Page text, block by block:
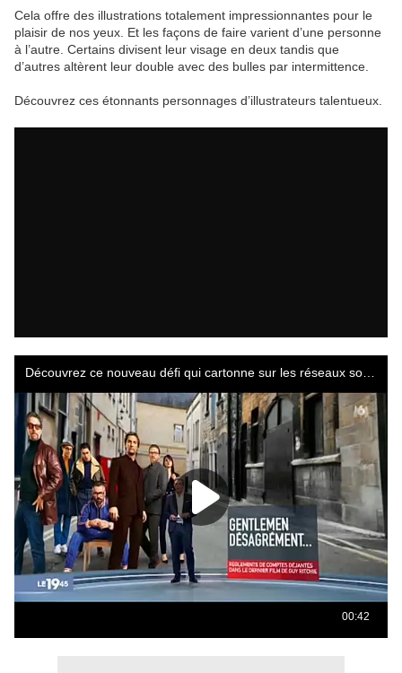
Cela offre des illustrations totalement impressionnantes pour le
plaisir de nos yeux. Et les façons de faire varient d’une personne
à l’autre. Certains divisent leur visage en deux tandis que
d’autres altèrent leur double avec des bulles par intermittence.
Découvrez ces étonnants personnages d’illustrateurs talentueux.